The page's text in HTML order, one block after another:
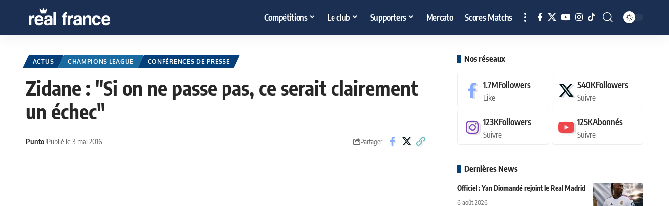
Compétitions Le club Supporters Mercato Scores Matchs
ACTUS CHAMPIONS LEAGUE CONFÉRENCES DE PRESSE
Zidane : "Si on ne passe pas, ce serait clairement
un échec"
Punto Publié le 3 mai 2016 Partager
Nos réseaux
1.7MFollowers
Like
540KFollowers
Suivre
123KFollowers
Suivre
125KAbonnés
Suivre
Dernières News
Officiel : Yan Diomandé rejoint le Real Madrid
6 août 2026